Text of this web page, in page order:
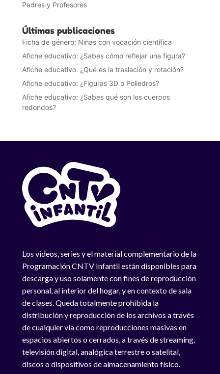
Padres y Profesores
Últimas publicaciones
Ficha de género: Niñas con vocación científica
Afiche educativo: ¿Sabes cómo reflejar una figura?
Afiche educativo: ¿Qué es la traslación y rotación?
Afiche educativo: ¿Figuras 3D o Poliedros?
Afiche educativo: ¿Sabes qué son los cuerpos
redondos?
Los videos, series y el material complementario de la
Programación CNTV Infantil están disponibles para
descarga y uso solamente con fines de reproducción
personal, al interior del hogar, y en contexto de sala
de clases. Queda totalmente prohibida la
distribución y reproducción de los archivos a través
de cualquier vía como reproducciones masivas en
espacios abiertos o cerrados, a través de streaming,
televisión digital, analógica terrestre o satelital,
discos o dispositivos de almacenamiento físico.